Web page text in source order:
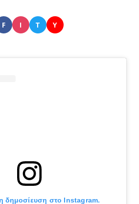
F I T Y
δημοσίευση στο Instagram.